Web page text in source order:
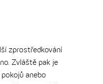
zprostředkování
Zvláště pak je
anebo